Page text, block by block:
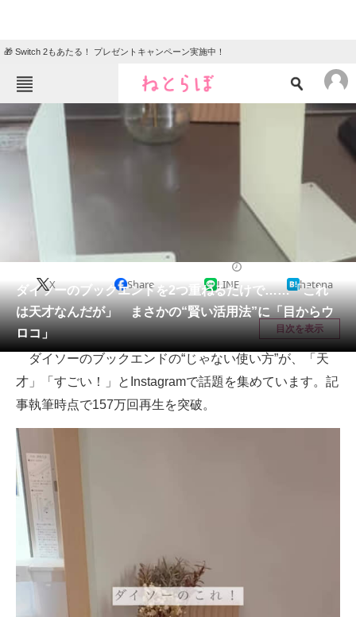
🎁 Switch 2もあたる！ プレゼントキャンペーン実施中！
ねとらぼメニュー
TOP
会員記事
メディア
注目記事を集めた総合ページ
ITの今と未来を見通す
進化するPCとデバイスの未来
好きが集まる 比べて選べる
ビジネスと働き方のヒント
AI活用のいまが分かる
企業ITのトレンドを詳説
ダイソーのブックエンドを2つ重ねるだけで……「これ
は天才なんだが」 まさかの“賢い活用法”に「目からウ
ロコ」
X Share LINE hatena
目次を表示
ダイソーのブックエンドの“じゃない使い方”が、「天
才」「すごい！」とInstagramで話題を集めています。記
事執筆時点で157万回再生を突破。